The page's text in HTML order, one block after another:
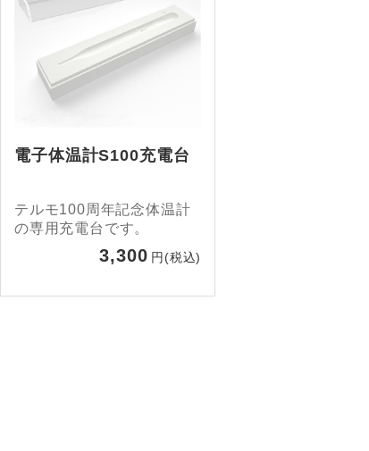
電子体温計S100充電台
テルモ100周年記念体温計
の専用充電台です。
3,300 円(税込)